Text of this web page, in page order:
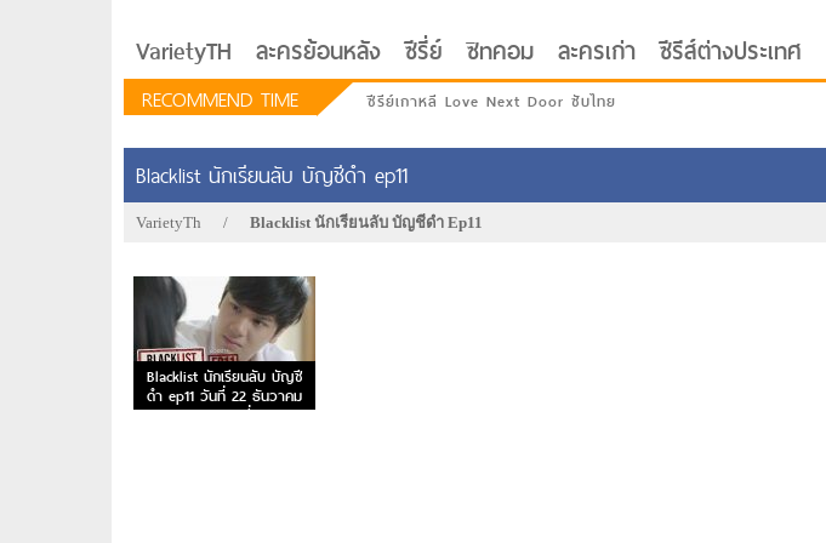
VarietyTH ละครย้อนหลัง ซีรี่ย์ ซิทคอม ละครเก่า ซีรีส์ต่างประเทศ
RECOMMEND TIME ซีรีย์เกาหลี Love Next Door ซับไทย
Blacklist นักเรียนลับ บัญชีดำ ep11
VarietyTh / Blacklist นักเรียนลับ บัญชีดำ Ep11
Blacklist นักเรียนลับ บัญชี
ดำ ep11 วันที่ 22 ธันวาคม
2562 ตอนที่ 11